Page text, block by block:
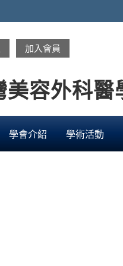
加入會員
學會介紹 學術活動